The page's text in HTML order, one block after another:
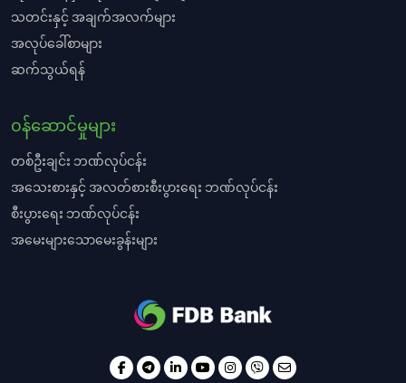
သတင်းနှင့် အချက်အလက်များ
အလုပ်ခေါ်စာများ
ဆက်သွယ်ရန်
၀န်ဆောင်မှုများ
တစ်ဦးချင်း ဘဏ်လုပ်ငန်း
အသေးစားနှင့် အလတ်စားစီးပွားရေး ဘဏ်လုပ်ငန်း
စီးပွားရေး ဘဏ်လုပ်ငန်း
အမေးများသောမေးခွန်းများ